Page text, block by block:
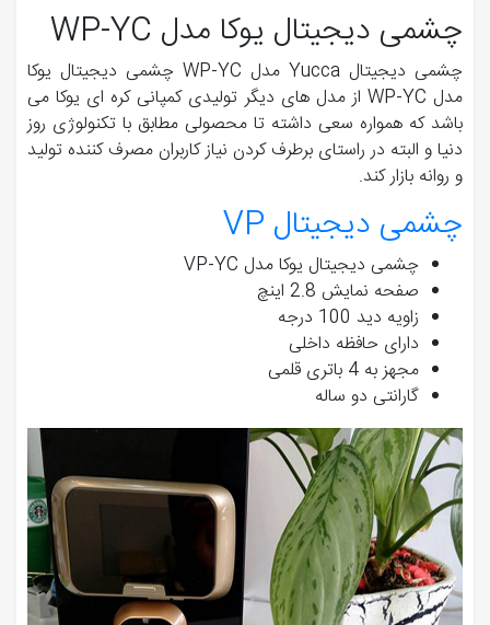
چشمی دیجیتال یوکا مدل WP-YC
چشمی دیجیتال Yucca مدل WP-YC چشمی دیجیتال یوکا
مدل WP-YC از مدل های دیگر تولیدی کمپانی کره ای یوکا می
باشد که همواره سعی داشته تا محصولی مطابق با تکنولوژی روز
دنیا و البته در راستای برطرف کردن نیاز کاربران مصرف کننده تولید
و روانه بازار کند.
چشمی دیجیتال VP
چشمی دیجیتال یوکا مدل VP-YC
صفحه نمایش 2.8 اینچ
زاویه دید 100 درجه
دارای حافظه داخلی
مجهز به 4 باتری قلمی
گارانتی دو ساله